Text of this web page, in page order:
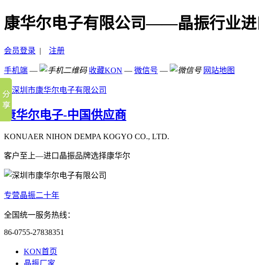
康华尔电子有限公司——晶振行业进
会员登录 | 注册
手机端 — 收藏KON — 微信号 — 网站地图
康华尔电子-中国供应商
KONUAER NIHON DEMPA KOGYO CO., LTD.
客户至上—进口晶振品牌选择康华尔
专营晶振二十年
全国统一服务热线：
86-0755-27838351
KON首页
晶振厂家